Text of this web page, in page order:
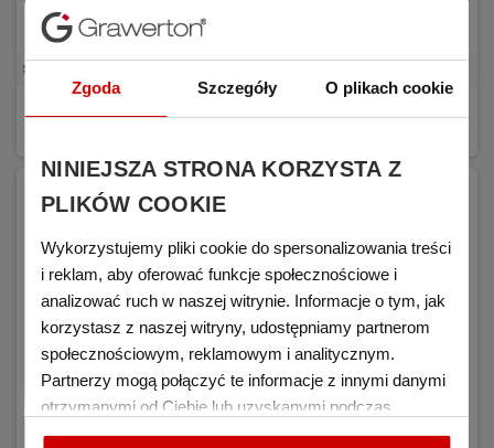
Statuetka szklana PREMIO Roda mała
39,45 zł (netto) KUP
Zgoda Szczegóły O plikach cookie
NINIEJSZA STRONA KORZYSTA Z
PLIKÓW COOKIE
Wykorzystujemy pliki cookie do spersonalizowania treści
i reklam, aby oferować funkcje społecznościowe i
analizować ruch w naszej witrynie. Informacje o tym, jak
korzystasz z naszej witryny, udostępniamy partnerom
społecznościowym, reklamowym i analitycznym.
Partnerzy mogą połączyć te informacje z innymi danymi
otrzymanymi od Ciebie lub uzyskanymi podczas
korzystania z ich usług.